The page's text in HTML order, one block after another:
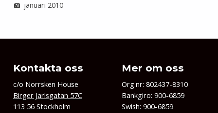
januari 2010
Kontakta oss
c/o Norrsken House
Birger Jarlsgatan 57C
113 56 Stockholm
Mer om oss
Org.nr: 802437-8310
Bankgiro: 900-6859
Swish: 900-6859